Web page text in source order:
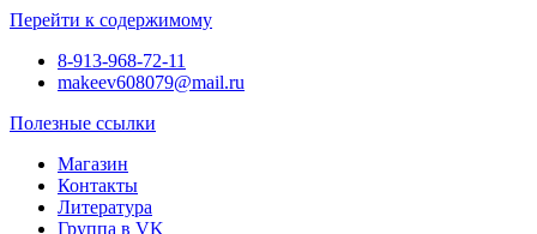
Перейти к содержимому
8-913-968-72-11
makeev608079@mail.ru
Полезные ссылки
Магазин
Контакты
Литература
Группа в VK